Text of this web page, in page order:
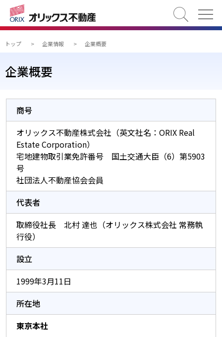
検索
トップ > 企業情報 > 企業概要
企業概要
商号
オリックス不動産株式会社（英文社名：ORIX Real
Estate Corporation）
宅地建物取引業免許番号 国土交通大臣（6）第5903
号
社団法人不動産協会会員
代表者
取締役社長 北村 達也（オリックス株式会社 常務執
行役）
設立
1999年3月11日
所在地
東京本社